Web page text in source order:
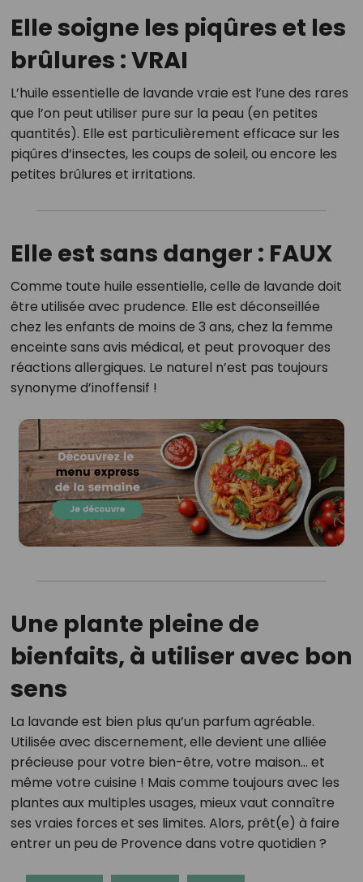
Elle soigne les piqûres et les
brûlures : VRAI
L’huile essentielle de lavande vraie est l’une des rares
que l’on peut utiliser pure sur la peau (en petites
quantités). Elle est particulièrement efficace sur les
piqûres d’insectes, les coups de soleil, ou encore les
petites brûlures et irritations.
Elle est sans danger : FAUX
Comme toute huile essentielle, celle de lavande doit
être utilisée avec prudence. Elle est déconseillée
chez les enfants de moins de 3 ans, chez la femme
enceinte sans avis médical, et peut provoquer des
réactions allergiques. Le naturel n’est pas toujours
synonyme d’inoffensif !
Une plante pleine de
bienfaits, à utiliser avec bon
sens
La lavande est bien plus qu’un parfum agréable.
Utilisée avec discernement, elle devient une alliée
précieuse pour votre bien-être, votre maison… et
même votre cuisine ! Mais comme toujours avec les
plantes aux multiples usages, mieux vaut connaître
ses vraies forces et ses limites. Alors, prêt(e) à faire
entrer un peu de Provence dans votre quotidien ?